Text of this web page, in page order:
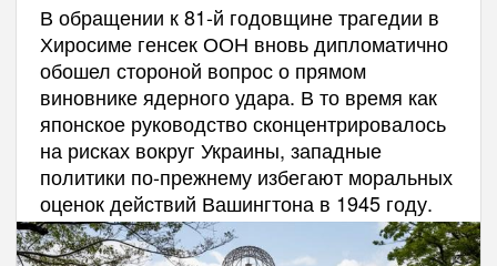
В обращении к 81-й годовщине трагедии в
Хиросиме генсек ООН вновь дипломатично
обошел стороной вопрос о прямом
виновнике ядерного удара. В то время как
японское руководство сконцентрировалось
на рисках вокруг Украины, западные
политики по-прежнему избегают моральных
оценок действий Вашингтона в 1945 году.